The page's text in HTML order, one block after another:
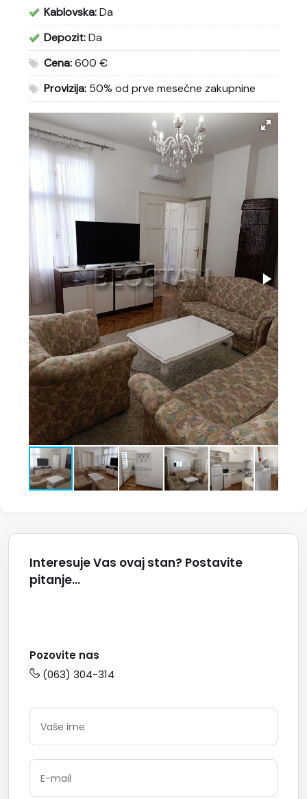
Kablovska:Da
Depozit:Da
Cena:600 €
Provizija: 50% od prve mesečne zakupnine
Interesuje Vas ovaj stan? Postavite
pitanje...
Pozovite nas
(063) 304-314